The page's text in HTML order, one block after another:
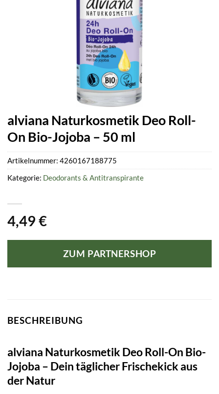
alviana Naturkosmetik Deo Roll-
On Bio-Jojoba – 50 ml
4,49 €
ZUM PARTNERSHOP
Artikelnummer: 4260167188775
Kategorie: Deodorants & Antitranspirante
BESCHREIBUNG
alviana Naturkosmetik Deo Roll-On Bio-
Jojoba – Dein täglicher Frischekick aus
der Natur